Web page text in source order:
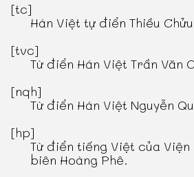
[tc]
Hán Việt tự điển Thiều Chửu
[tvc]
Từ điển Hán Việt Trần Văn
[nqh]
Từ điển Hán Việt Nguyễn
[hp]
Từ điển tiếng Việt của Viện
biên Hoàng Phê.